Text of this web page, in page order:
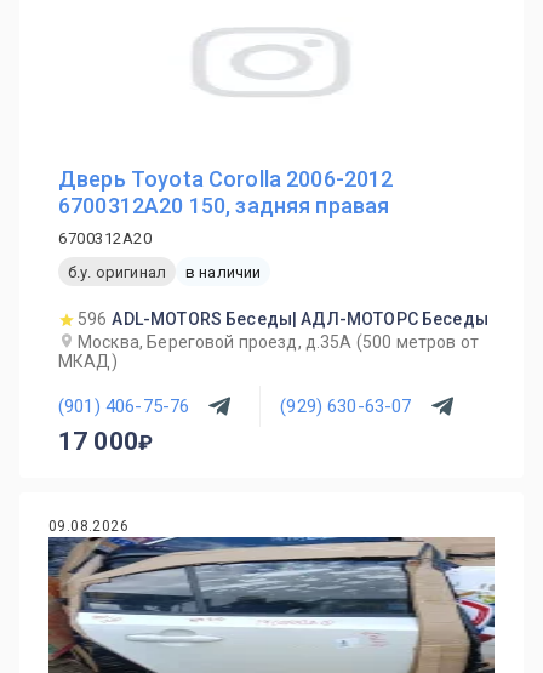
Дверь Toyota Corolla 2006-2012
6700312A20 150, задняя правая
6700312A20
б.у. оригинал
в наличии
596 ADL-MOTORS Беседы| АДЛ-МОТОРС Беседы
Москва, Береговой проезд, д.35А (500 метров от
МКАД)
(901) 406-75-76 (929) 630-63-07
17 000
09.08.2026